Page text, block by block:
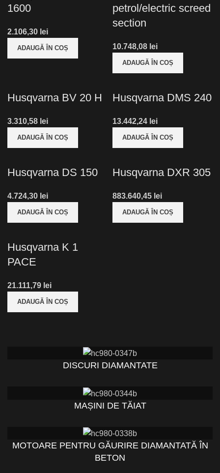
1600
lei
ADAUGĂ ÎN COȘ
petrol/electric screed
section
lei
ADAUGĂ ÎN COȘ
Husqvarna BV 20 H
lei
ADAUGĂ ÎN COȘ
Husqvarna DMS 240
lei
ADAUGĂ ÎN COȘ
Husqvarna DS 150
lei
ADAUGĂ ÎN COȘ
Husqvarna DXR 305
lei
ADAUGĂ ÎN COȘ
Husqvarna K 1
PACE
lei
ADAUGĂ ÎN COȘ
DISCURI DIAMANTATE
MAȘINI DE TĂIAT
MOTOARE PENTRU GĂURIRE DIAMANTATĂ ÎN
BETON